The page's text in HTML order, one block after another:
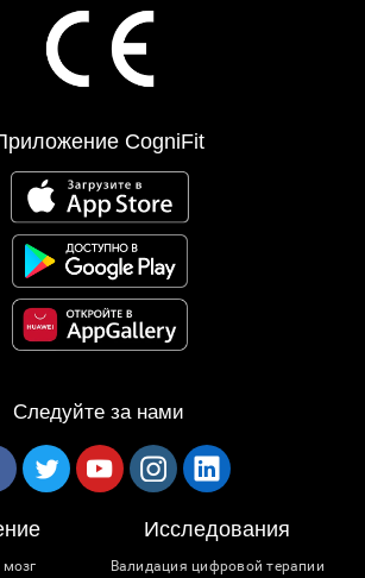
CogniFit
Следуйте за нами
Исследования
Валидация цифровой терапии